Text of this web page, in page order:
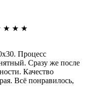
★ ★ ★
Процесс
Сразу же после
Качество
Всё понравилось,